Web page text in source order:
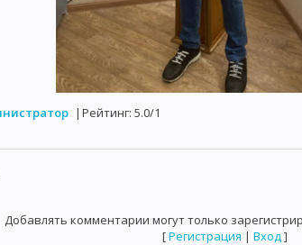
| Рейтинг: 5.0/1
Добавлять комментарии могут только
[Регистрация | Вход]